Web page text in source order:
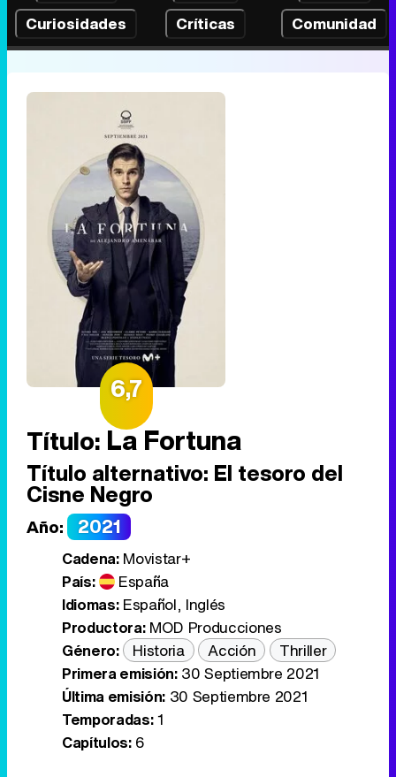
Curiosidades
Críticas Comunidad
6,7
Título: La Fortuna
Título alternativo: El tesoro del
Cisne Negro
Año: 2021
Cadena:Movistar+
País:
España
Idiomas: Español, Inglés
Productora: MOD Producciones
Género:
Historia Acción
Thriller
Primera emisión:30 Septiembre 2021
Última emisión:30 Septiembre 2021
Temporadas:1
Capítulos:6